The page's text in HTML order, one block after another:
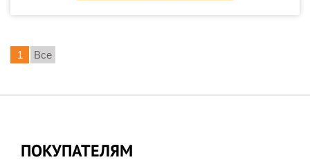
1 Все
ПОКУПАТЕЛЯМ